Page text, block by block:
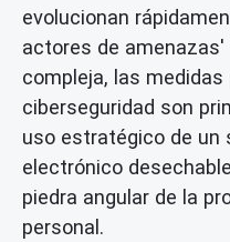
evolucionan
actores de
compleja, las
ciberseguridad son
uso estratégico de un
electrónico desechable
piedra angular de la
personal.